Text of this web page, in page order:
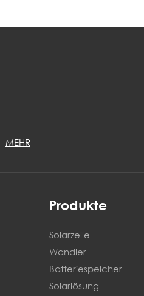
MEHR
Produkte
Solarzelle
Wandler
Batteriespeicher
Solarlösung